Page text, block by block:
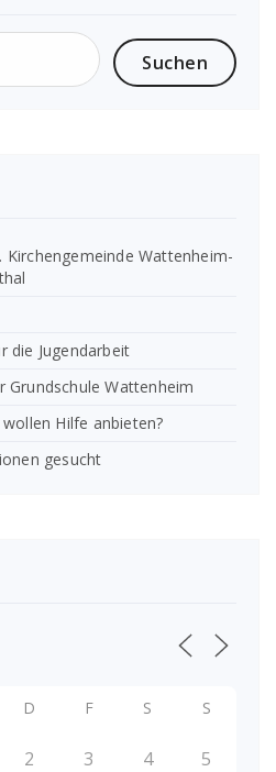
Kirchengemeinde Wattenheim-
die Jugendarbeit
Grundschule Wattenheim
Hilfe anbieten?
gesucht
D F S S
2 3 4 5